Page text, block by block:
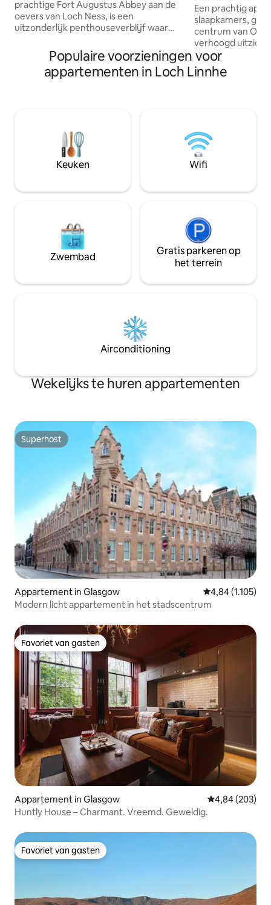
prachtige Fort Augustus Abbey aan de
oevers van Loch Ness, is een
uitzonderlijk penthouseverblijf waar
samenkomen en dat het zeldzame
voorrecht biedt om in een van de meest
iconische gebouwen van Schotland te
verkennen van de glens in de
Hooglanden, en keer dan terug naar je
penthouse-toevluchtsoord voor een
glas wijn terwijl de avond over het loch
centrum van
Een prachtig
slaapkamers,
centrum van
verhoogd uitzicht
eilanden. Het
ontspannend en
op de baai, een
lichte en luchtige
moderne en luxe
bad, douche en
in de hele
Populaire voorzieningen voor
appartementen in Loch Linnhe
Keuken Wifi
Zwembad
Gratis parkeren op
het terrein
Airconditioning
Wekelijks te huren appartementen
Superhost
Superhost
Appartement in Glasgow Gemiddelde
4,84 (1.105)
Modern licht appartement in het stadscentrum
Favoriet van gasten
Favoriet van gasten
Appartement in Glasgow Gemiddelde
4,84 (203)
Huntly House – Charmant. Vreemd. Geweldig.
Favoriet van gasten
Favoriet van gasten